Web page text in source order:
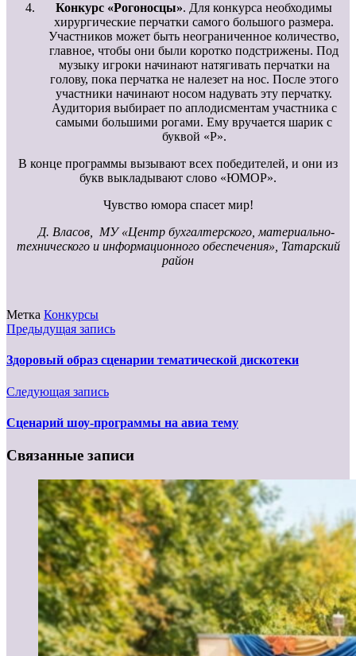
Конкурс «Рогоносцы». Для конкурса необходимы
хирургические перчатки самого большого размера.
Участников может быть неограниченное количество,
главное, чтобы они были коротко подстрижены. Под
музыку игроки начинают натягивать перчатки на
голову, пока перчатка не налезет на нос. После этого
участники начинают носом надувать эту перчатку.
Аудитория выбирает по аплодисментам участника с
самыми большими рогами. Ему вручается шарик с
буквой «Р».
В конце программы вызывают всех победителей, и они из
букв выкладывают слово «ЮМОР».
Чувство юмора спасет мир!
Д. Власов,
МУ «Центр бухгалтерского, материально-
техническогои информационного обеспечения», Татарский
район
Метка Конкурсы
Предыдущая запись
Здоровый образ сценарии тематической дискотеки
Следующая запись
Сценарий шоу-программы на авиа тему
Связанные записи